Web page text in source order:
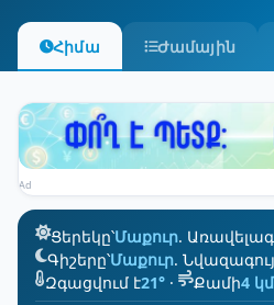
Հիմա Ժամային
Ad
Ցերեկը՝Մաքուր.
Գիշերը՝Մաքուր.
Զգացվում է21° · Քամի4